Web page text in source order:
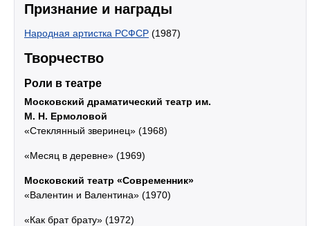
Признание и награды
Народная артистка РСФСР (1987)
Творчество
Роли в театре
Московский драматический театр им.
М. Н. Ермоловой
«Стеклянный зверинец» (1968)
«Месяц в деревне» (1969)
Московский театр «Современник»
«Валентин и Валентина» (1970)
«Как брат брату» (1972)